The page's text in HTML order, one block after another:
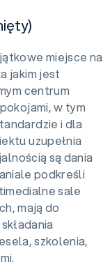
miejsce na
jakim jest
centrum
w tym
i dla
uzupełnia
są dania
podkreśli
sale
mają do
szkolenia,